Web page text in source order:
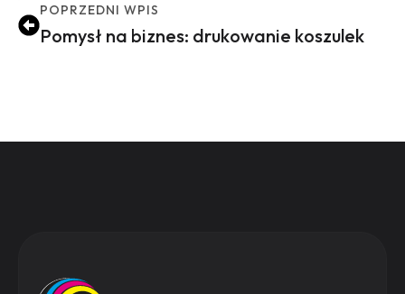
POPRZEDNI WPIS
Pomysł na biznes: drukowanie koszulek